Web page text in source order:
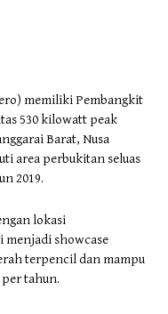
memiliki Pembangkit
530 kilowatt peak
Barat, Nusa
area perbukitan seluas
2019.
lokasi
menjadi showcase
terpencil dan mampu
per tahun.